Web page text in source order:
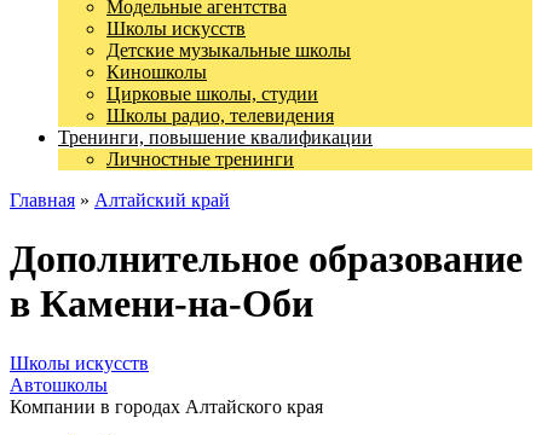
Модельные агентства
Школы искусств
Детские музыкальные школы
Киношколы
Цирковые школы, студии
Школы радио, телевидения
Тренинги, повышение квалификации
Личностные тренинги
Главная » Алтайский край
Дополнительное образование
в Камени-на-Оби
Школы искусств
Автошколы
Компании в городах Алтайского края